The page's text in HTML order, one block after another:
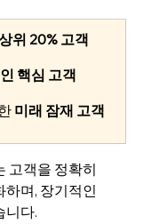
위 20% 고객
핵심 고객
미래 잠재 고객
고객을 정확히
하며, 장기적인
니다.